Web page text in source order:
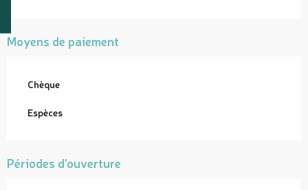
Moyens de paiement
Chèque
Espèces
Périodes d'ouverture